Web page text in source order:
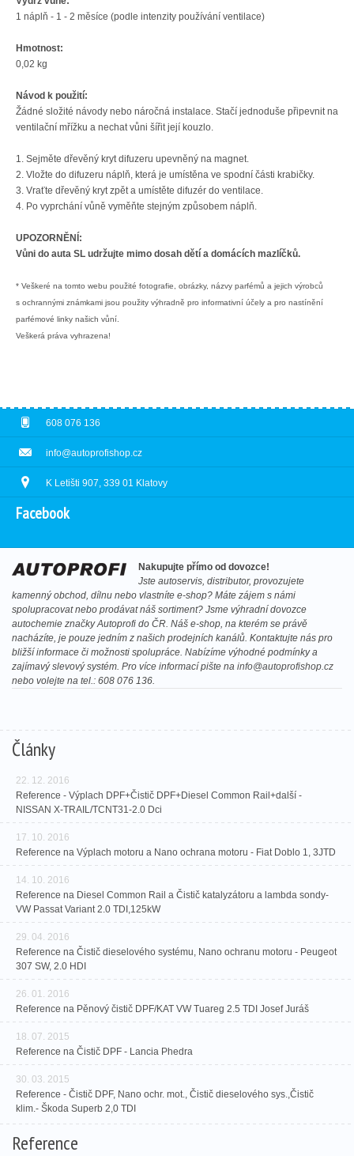
1 náplň - 1 - 2 měsíce (podle intenzity používání ventilace)
Hmotnost:
0,02 kg
Návod k použití:
Žádné složité návody nebo náročná instalace. Stačí jednoduše připevnit na
ventilační mřížku a nechat vůni šířit její kouzlo.
1. Sejměte dřevěný kryt difuzeru upevněný na magnet.
2. Vložte do difuzeru náplň, která je umístěna ve spodní části krabičky.
3. Vraťte dřevěný kryt zpět a umístěte difuzér do ventilace.
4. Po vyprchání vůně vyměňte stejným způsobem náplň.
UPOZORNĚNÍ:
Vůni do auta SL udržujte mimo dosah dětí a domácích mazlíčků.
* Veškeré na tomto webu použité fotografie, obrázky, názvy parfémů a jejich výrobců
s ochrannými známkami jsou použity výhradně pro informativní účely a pro nastínění
parfémové linky našich vůní.
Veškerá práva vyhrazena!
608 076 136
info@autoprofishop.cz
K Letišti 907, 339 01 Klatovy
Facebook
Nakupujte přímo od dovozce!
Jste autoservis, distributor, provozujete
kamenný obchod, dílnu nebo vlastníte e-shop? Máte zájem s námi
spolupracovat nebo prodávat náš sortiment? Jsme výhradní dovozce
autochemie značky Autoprofi do ČR. Náš e-shop, na kterém se právě
nacházíte, je pouze jedním z našich prodejních kanálů. Kontaktujte nás pro
bližší informace či možnosti spolupráce. Nabízíme výhodné podmínky a
zajímavý slevový systém. Pro více informací pište na info@autoprofishop.cz
nebo volejte na tel.: 608 076 136.
Články
22. 12. 2016
Reference - Výplach DPF+Čistič DPF+Diesel Common Rail+další -
NISSAN X-TRAIL/TCNT31-2.0 Dci
17. 10. 2016
Reference na Výplach motoru a Nano ochrana motoru - Fiat Doblo 1, 3JTD
14. 10. 2016
Reference na Diesel Common Rail a Čistič katalyzátoru a lambda sondy-
VW Passat Variant 2.0 TDI,125kW
29. 04. 2016
Reference na Čistič dieselového systému, Nano ochranu motoru - Peugeot
307 SW, 2.0 HDI
26. 01. 2016
Reference na Pěnový čistič DPF/KAT VW Tuareg 2.5 TDI Josef Juráš
18. 07. 2015
Reference na Čistič DPF - Lancia Phedra
30. 03. 2015
Reference - Čistič DPF, Nano ochr. mot., Čistič dieselového sys.,Čistič
klim.- Škoda Superb 2,0 TDI
Reference